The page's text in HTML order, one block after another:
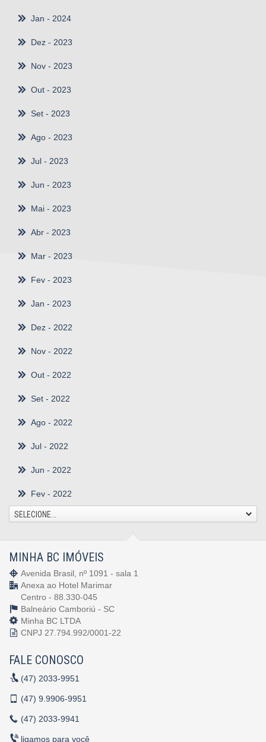
Jan - 2024
Dez - 2023
Nov - 2023
Out - 2023
Set - 2023
Ago - 2023
Jul - 2023
Jun - 2023
Mai - 2023
Abr - 2023
Mar - 2023
Fev - 2023
Jan - 2023
Dez - 2022
Nov - 2022
Out - 2022
Set - 2022
Ago - 2022
Jul - 2022
Jun - 2022
Fev - 2022
SELECIONE...
MINHA BC IMÓVEIS
Avenida Brasil, nº 1091 - sala 1
Anexa ao Hotel Marimar
Centro - 88.330-045
Balneário Camboriú - SC
Minha BC LTDA
CNPJ 27.794.992/0001-22
FALE CONOSCO
(47) 2033-9951
(47) 9.9906-9951
(47) 2033-9941
ligamos para você